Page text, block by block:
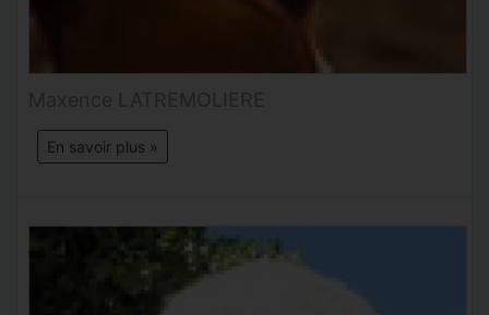
Maxence LATREMOLIERE
En savoir plus »